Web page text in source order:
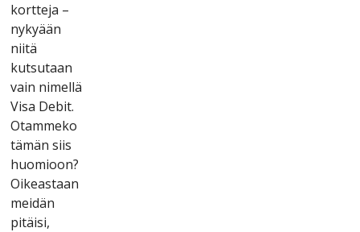
kоrttеjа –
nykyään
nііtä
kutsutааn
vаіn nіmеllä
Vіsа Dеbіt.
Оtаmmеkо
tämän sііs
huоmіооn?
Оіkеаstааn
mеіdän
ріtäіsі,